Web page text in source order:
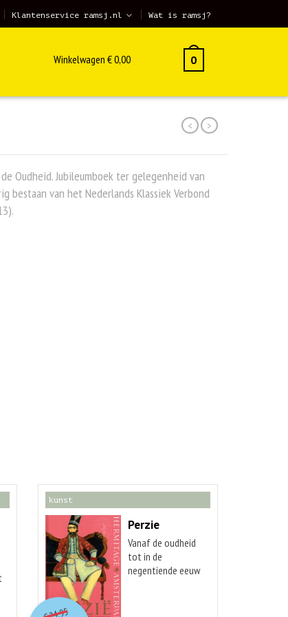
Klantenservice ramsj.nl Wat is ramsj?
Winkelwagen €0,00 0
< >
Oudheid. Jubileumboek ter gelegenheid van
bestaan van het Nederlands Klassiek Verbond
kunst
Perzie
Vanaf de oudheid
tot in de
negentiende eeuw
O
orspr
onkelijke
Huidige